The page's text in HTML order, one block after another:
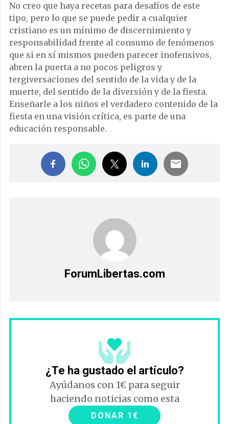
No creo que haya recetas para desafíos de este
tipo, pero lo que se puede pedir a cualquier
cristiano es un mínimo de discernimiento y
responsabilidad frente al consumo de fenómenos
que si en sí mismos pueden parecer inofensivos,
abren la puerta a no pocos peligros y
tergiversaciones del sentido de la vida y de la
muerte, del sentido de la diversión y de la fiesta.
Enseñarle a los niños el verdadero contenido de la
fiesta en una visión crítica, es parte de una
educación responsable.
ForumLibertas.com
¿Te ha gustado el artículo?
Ayúdanos con 1€ para seguir
haciendo noticias como esta
DONAR 1€